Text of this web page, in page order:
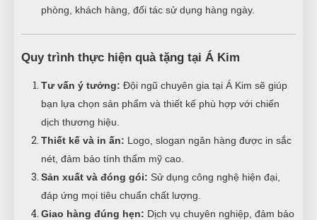
phòng, khách hàng, đối tác sử dụng hàng ngày.
Quy trình thực hiện quà tặng tại Á Kim
Tư vấn ý tưởng: Đội ngũ chuyên gia tại Á Kim sẽ giúp
bạn lựa chọn sản phẩm và thiết kế phù hợp với chiến
dịch thương hiệu.
Thiết kế và in ấn: Logo, slogan ngân hàng được in sắc
nét, đảm bảo tính thẩm mỹ cao.
Sản xuất và đóng gói: Sử dụng công nghệ hiện đại,
đáp ứng mọi tiêu chuẩn chất lượng.
Giao hàng đúng hẹn: Dịch vụ chuyên nghiệp, đảm bảo